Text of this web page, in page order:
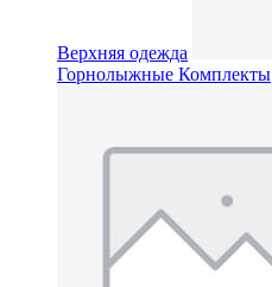
Верхняя одежда
Горнолыжные Комплекты